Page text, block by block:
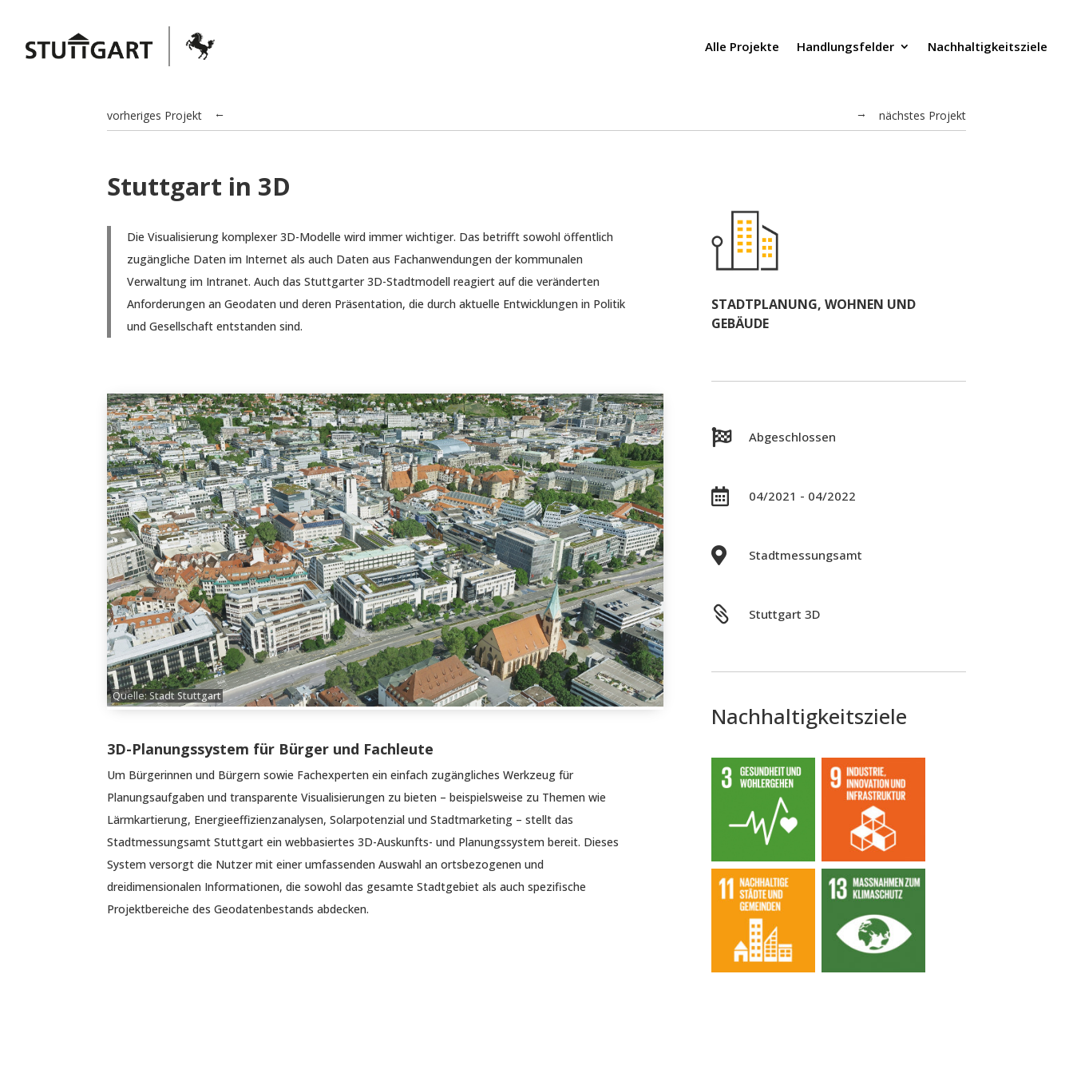
Alle Projekte Handlungsfelder Nachhaltigkeitsziele
← nächstes Projekt
vorheriges Projekt →
Stuttgart in 3D
Die Visualisierung komplexer 3D-Modelle wird immer wichtiger. Das betrifft sowohl öffentlich
zugängliche Daten im Internet als auch Daten aus Fachanwendungen der kommunalen
Verwaltung im Intranet. Auch das Stuttgarter 3D-Stadtmodell reagiert auf die veränderten
Anforderungen an Geodaten und deren Präsentation, die durch aktuelle Entwicklungen in Politik
und Gesellschaft entstanden sind.
Quelle: Stadt Stuttgart
3D-Planungssystem für Bürger und Fachleute
Um Bürgerinnen und Bürgern sowie Fachexperten ein einfach zugängliches Werkzeug für
Planungsaufgaben und transparente Visualisierungen zu bieten – beispielsweise zu Themen wie
Lärmkartierung, Energieeffizienzanalysen, Solarpotenzial und Stadtmarketing – stellt das
Stadtmessungsamt Stuttgart ein webbasiertes 3D-Auskunfts- und Planungssystem bereit. Dieses
System versorgt die Nutzer mit einer umfassenden Auswahl an ortsbezogenen und
dreidimensionalen Informationen, die sowohl das gesamte Stadtgebiet als auch spezifische
Projektbereiche des Geodatenbestands abdecken.
STADTPLANUNG, WOHNEN UND
GEBÄUDE
 Abgeschlossen
 04/2021 - 04/2022
 Stadtmessungsamt
 Stuttgart 3D
Nachhaltigkeitsziele